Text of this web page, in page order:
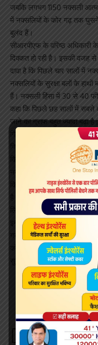
जबकि लगभग 1150 नक्सली
में नक्सलियों के कोर गढ़ तक घुसने
बुलंद हैं।
सीआरपीएफ के वरिष्ठ अधिकारी
दिक्कत हो रही है। इसकी वजह
दावा है कि पिछले चार सालों में
नक्सलियों के सुरक्षा बलों के
हैं। नक्सली हिंसा में 30 से 40
कहा कि पिछले छह सालों में सबसे
जाने का ग्राफ बहुत ज्यादा बढ़ा
गिरफ्तार किया गया था। वर्ष
गिरफ्तार किया जा चुका हे।
किया था जबकि वर्ष 2018 में
नक्सलियों से मुठभेड़ में बड़ी
किया गया हे। करीब ढाई सौ
है। सुरक्षा बल से जुड़े सूत्रों ने
लिए नए ठिकानों की तलाश में
इनपुट की मदद से नक्सलियों के
गया है। स्थानीय स्तर पर
कोड वर्ड और उनकी स्थानीय
सुरक्षा बलों को सफलता मिल रही
Sign Up For
Be keep up! Get